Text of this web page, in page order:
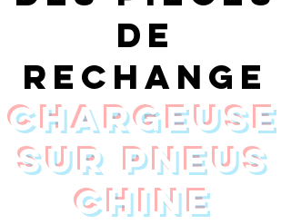
de
rechange
chargeuse
sur pneus
Chine